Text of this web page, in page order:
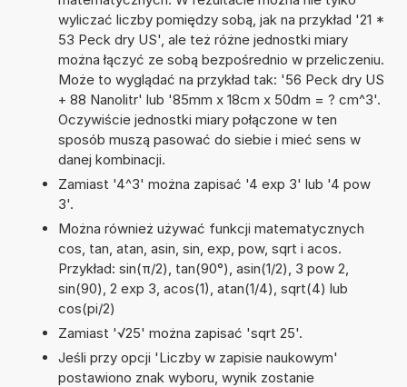
wyliczać liczby pomiędzy sobą, jak na przykład '21 *
53 Peck dry US', ale też różne jednostki miary
można łączyć ze sobą bezpośrednio w przeliczeniu.
Może to wyglądać na przykład tak: '56 Peck dry US
+ 88 Nanolitr' lub '85mm x 18cm x 50dm = ? cm^3'.
Oczywiście jednostki miary połączone w ten
sposób muszą pasować do siebie i mieć sens w
danej kombinacji.
Zamiast '4^3' można zapisać '4 exp 3' lub '4 pow
3'.
Można również używać funkcji matematycznych
cos, tan, atan, asin, sin, exp, pow, sqrt i acos.
Przykład: sin(π/2), tan(90°), asin(1/2), 3 pow 2,
sin(90), 2 exp 3, acos(1), atan(1/4), sqrt(4) lub
cos(pi/2)
Zamiast '√25' można zapisać 'sqrt 25'.
Jeśli przy opcji 'Liczby w zapisie naukowym'
postawiono znak wyboru, wynik zostanie